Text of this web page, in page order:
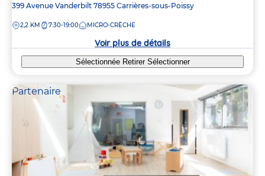
Adresse
la
399 Avenue Vanderbilt 78955 Carrières-sous-Poissy
DISTANCE
2,2 KM 7:30-19:00 MICRO-CRÈCHE
Voir plus de détails
Sélectionnée Retirer Sélectionner
Partenaire